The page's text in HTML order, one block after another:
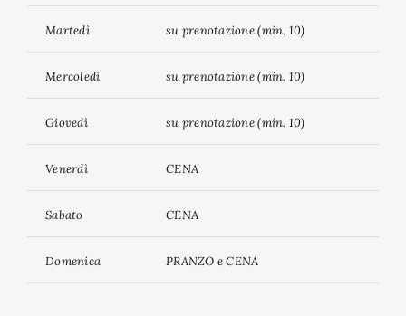
Martedì su prenotazione (min. 10)
Mercoledì su prenotazione (min. 10)
Giovedì su prenotazione (min. 10)
Venerdì CENA
Sabato CENA
Domenica PRANZO e CENA